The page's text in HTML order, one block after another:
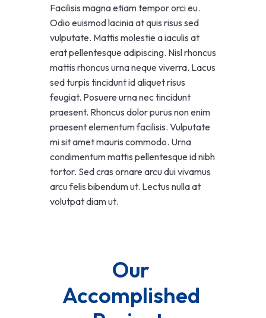
Facilisis magna etiam tempor orci eu.
Odio euismod lacinia at quis risus sed
vulputate. Mattis molestie a iaculis at
erat pellentesque adipiscing. Nisl rhoncus
mattis rhoncus urna neque viverra. Lacus
sed turpis tincidunt id aliquet risus
feugiat. Posuere urna nec tincidunt
praesent. Rhoncus dolor purus non enim
praesent elementum facilisis. Vulputate
mi sit amet mauris commodo. Urna
condimentum mattis pellentesque id nibh
tortor. Sed cras ornare arcu dui vivamus
arcu felis bibendum ut. Lectus nulla at
volutpat diam ut.
Our
Accomplished